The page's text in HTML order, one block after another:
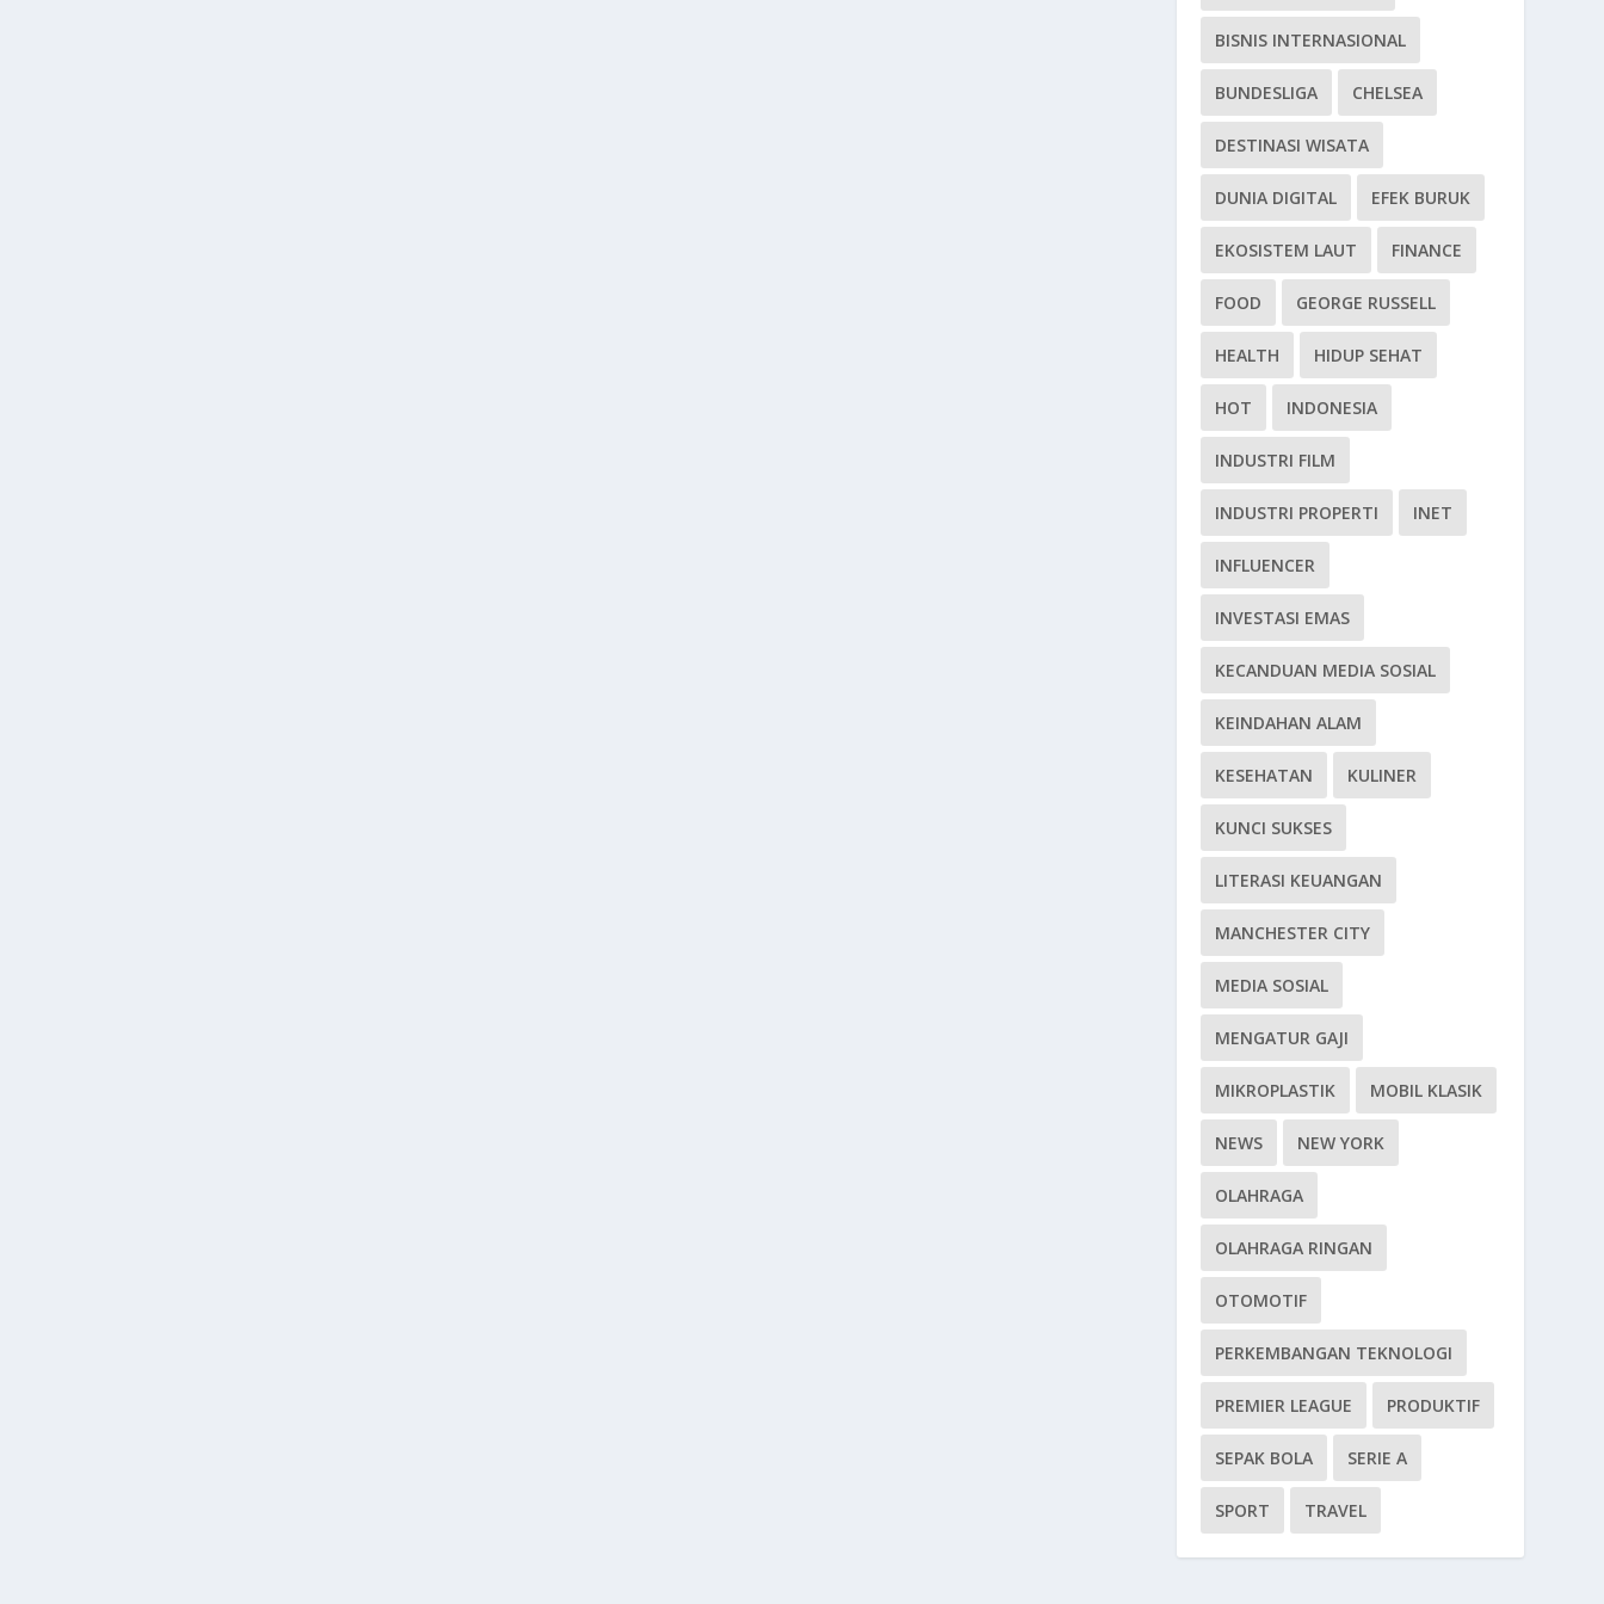
BISNIS INTERNASIONAL
BUNDESLIGA CHELSEA
DESTINASI WISATA
DUNIA DIGITAL EFEK BURUK
EKOSISTEM LAUT FINANCE
FOOD GEORGE RUSSELL
HEALTH HIDUP SEHAT
HOT INDONESIA
INDUSTRI FILM
INDUSTRI PROPERTI INET
INFLUENCER
INVESTASI EMAS
KECANDUAN MEDIA SOSIAL
KEINDAHAN ALAM
KESEHATAN KULINER
KUNCI SUKSES
LITERASI KEUANGAN
MANCHESTER CITY
MEDIA SOSIAL
MENGATUR GAJI
MIKROPLASTIK MOBIL KLASIK
NEWS NEW YORK
OLAHRAGA
OLAHRAGA RINGAN
OTOMOTIF
PERKEMBANGAN TEKNOLOGI
PREMIER LEAGUE PRODUKTIF
SEPAK BOLA SERIE A
SPORT TRAVEL